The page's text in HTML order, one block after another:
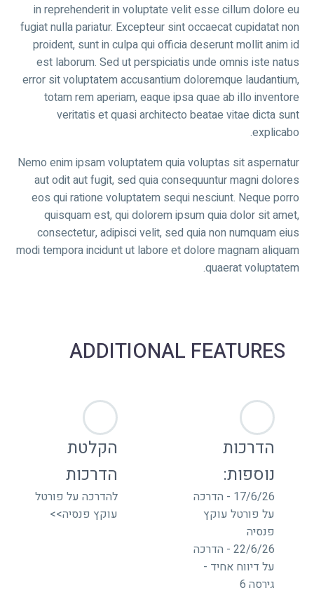
in reprehenderit in voluptate velit esse cillum dolore eu
fugiat nulla pariatur. Excepteur sint occaecat cupidatat non
proident, sunt in culpa qui officia deserunt mollit anim id
est laborum. Sed ut perspiciatis unde omnis iste natus
error sit voluptatem accusantium doloremque laudantium,
totam rem aperiam, eaque ipsa quae ab illo inventore
veritatis et quasi architecto beatae vitae dicta sunt
explicabo.
Nemo enim ipsam voluptatem quia voluptas sit aspernatur
aut odit aut fugit, sed quia consequuntur magni dolores
eos qui ratione voluptatem sequi nesciunt. Neque porro
quisquam est, qui dolorem ipsum quia dolor sit amet,
consectetur, adipisci velit, sed quia non numquam eius
modi tempora incidunt ut labore et dolore magnam aliquam
quaerat voluptatem.
ADDITIONAL FEATURES
הדרכות
נוספות:
17/6/26 - הדרכה
על פורטל עוקץ
פנסיה
22/6/26 - הדרכה
על דיווח אחיד -
גירסה 6
הקלטת
הדרכות
להדרכה על פורטל
עוקץ פנסיה>>